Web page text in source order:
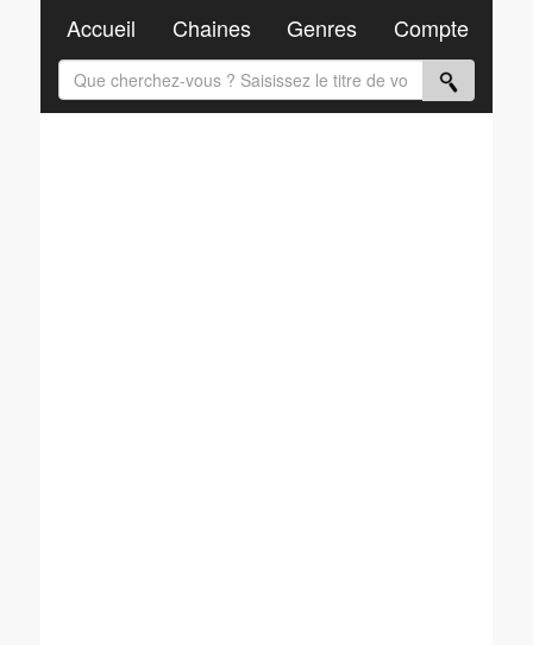
Accueil Chaines Genres Compte